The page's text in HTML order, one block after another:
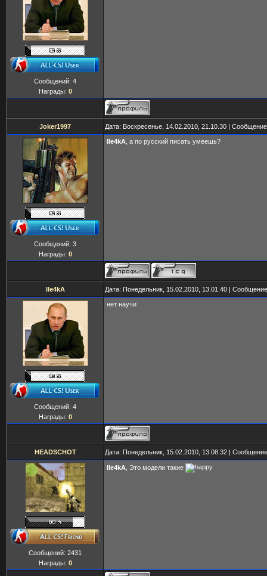
Сообщений: 4
Награды: 0
Joker1997 Дата: Воскресенье, 14.02.2010, 21.10.30 |
Сообщений: 3
Награды: 0
IIe4kA , а по русский писать умеешь?
IIe4kA Дата: Понедельник, 15.02.2010, 13.01.40 |
Сообщений: 4
Награды: 0
нет научи
HEADSCHOT Дата: Понедельник, 15.02.2010, 13.08.32 |
Сообщений: 2431
Награды: 0
IIe4kA , Это модели такие